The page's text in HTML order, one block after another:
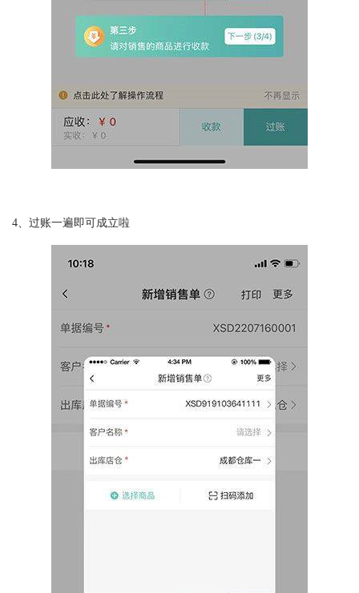
4、过账一遍即可成立啦